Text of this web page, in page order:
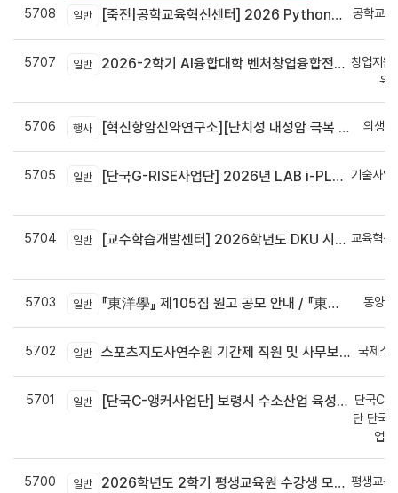
5708 일반 [죽전|공학교육혁신센터] 2026 Python으로 구현하는 AI 영상인식과 로봇팔 제어 프로그램 신청 안내 공학교
5707 일반 2026-2학기 AI융합대학 벤처창업융합전공 안내
창업지원
육
5706 행사 [혁신항암신약연구소][난치성 내성암 극복 차세대 신약개발 글로벌 사업단] 심포지엄 8월 24일 ~ 25일 의생
5705 일반 [단국G-RISE사업단] 2026년 LAB i-PLUG 프로그램 과제 공고(~10.9.(금)까지)
기술사업
5704 일반 [교수학습개발센터] 2026학년도 DKU 시그니처 교수법 적용 교과목 개발 신청 안내
교육혁신
5703 일반 『東洋學』 제105집 원고 공모 안내 / 『東洋學』第105輯征稿启事 / Call for Papers : The Oriental Studies, the 105th Issue 동양
5702 일반 스포츠지도사연수원 기간제 직원 및 사무보조원 채용 공고 국제스
5701 일반 [단국C-앵커사업단] 보령시 수소산업 육성을 위한 기업 지원사업 모집공고
단국C-
단 단국
업
5700 일반 2026학년도 2학기 평생교육원 수강생 모집안내 평생교육